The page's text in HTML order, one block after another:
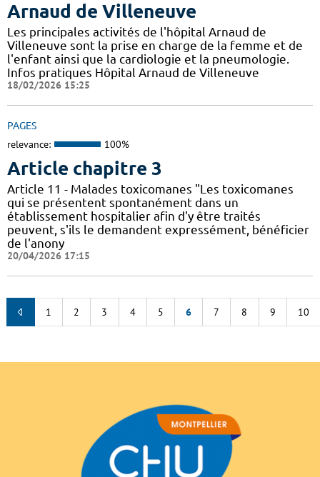
Arnaud de Villeneuve
Les principales activités de l'hôpital Arnaud de
Villeneuve sont la prise en charge de la femme et de
l'enfant ainsi que la cardiologie et la pneumologie.
Infos pratiques Hôpital Arnaud de Villeneuve
18/02/2026 15:25
PAGES
relevance: 100%
Article chapitre 3
Article 11 - Malades toxicomanes "Les toxicomanes
qui se présentent spontanément dans un
établissement hospitalier afin d'y être traités
peuvent, s'ils le demandent expressément, bénéficier
de l'anony
20/04/2026 17:15
1 2 3 4 5 6 7 8 9 10